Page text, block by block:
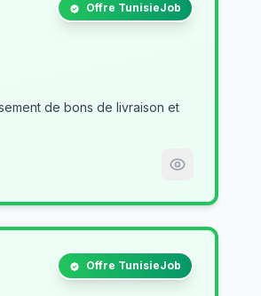
Offre TunisieJob
de bons de livraison et
Offre TunisieJob